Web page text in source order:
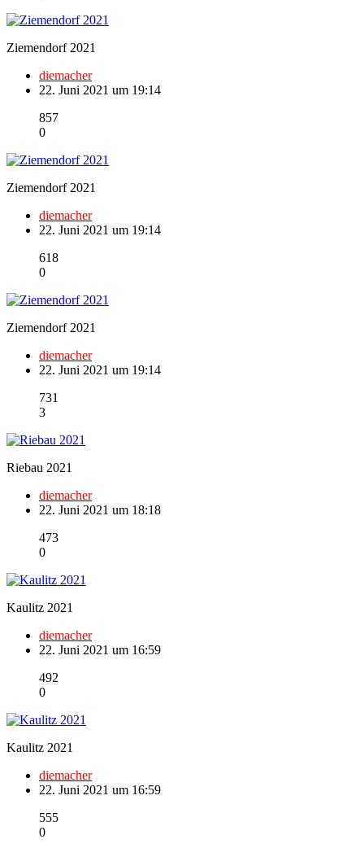
Ziemendorf 2021
diemacher
22. Juni 2021 um 19:14
857
0
Ziemendorf 2021
diemacher
22. Juni 2021 um 19:14
618
0
Ziemendorf 2021
diemacher
22. Juni 2021 um 19:14
731
3
Riebau 2021
diemacher
22. Juni 2021 um 18:18
473
0
Kaulitz 2021
diemacher
22. Juni 2021 um 16:59
492
0
Kaulitz 2021
diemacher
22. Juni 2021 um 16:59
555
0